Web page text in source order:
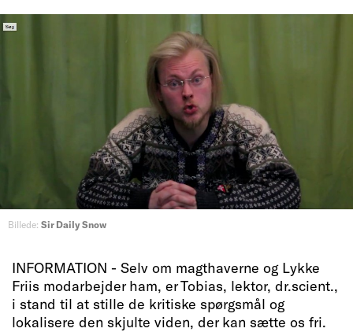
Billede: Sir Daily Snow
INFORMATION - Selv om magthaverne og Lykke
Friis modarbejder ham, er Tobias, lektor, dr.scient.,
i stand til at stille de kritiske spørgsmål og
lokalisere den skjulte viden, der kan sætte os fri.